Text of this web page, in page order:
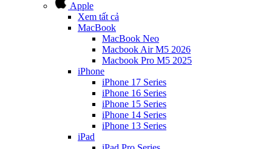
Apple
Xem tất cả
MacBook
MacBook Neo
Macbook Air M5 2026
Macbook Pro M5 2025
iPhone
iPhone 17 Series
iPhone 16 Series
iPhone 15 Series
iPhone 14 Series
iPhone 13 Series
iPad